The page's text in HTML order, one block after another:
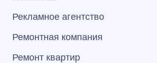
Рекламное агентство
Ремонтная компания
Ремонт квартир